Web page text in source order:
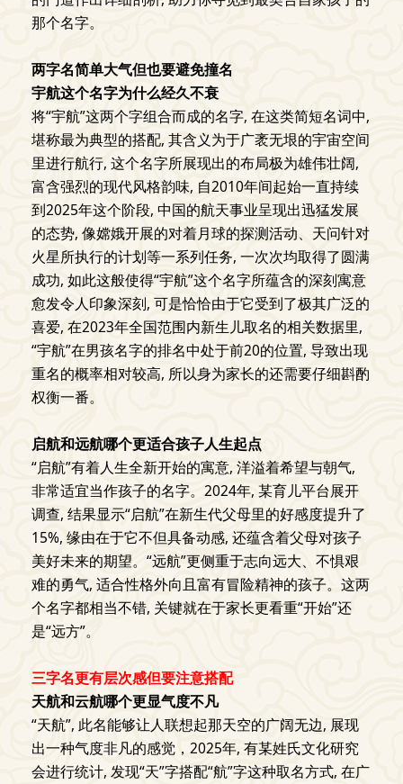
那个名字。
两字名简单大气但也要避免撞名
宇航这个名字为什么经久不衰
将“宇航”这两个字组合而成的名字, 在这类简短名词中,
堪称最为典型的搭配, 其含义为于广袤无垠的宇宙空间
里进行航行, 这个名字所展现出的布局极为雄伟壮阔,
富含强烈的现代风格韵味, 自2010年间起始一直持续
到2025年这个阶段, 中国的航天事业呈现出迅猛发展
的态势, 像嫦娥开展的对着月球的探测活动、天问针对
火星所执行的计划等一系列任务, 一次次均取得了圆满
成功, 如此这般使得“宇航”这个名字所蕴含的深刻寓意
愈发令人印象深刻, 可是恰恰由于它受到了极其广泛的
喜爱, 在2023年全国范围内新生儿取名的相关数据里,
“宇航”在男孩名字的排名中处于前20的位置, 导致出现
重名的概率相对较高, 所以身为家长的还需要仔细斟酌
权衡一番。
启航和远航哪个更适合孩子人生起点
“启航”有着人生全新开始的寓意, 洋溢着希望与朝气,
非常适宜当作孩子的名字。2024年, 某育儿平台展开
调查, 结果显示“启航”在新生代父母里的好感度提升了
15%, 缘由在于它不但具备动感, 还蕴含着父母对孩子
美好未来的期望。“远航”更侧重于志向远大、不惧艰
难的勇气, 适合性格外向且富有冒险精神的孩子。这两
个名字都相当不错, 关键就在于家长更看重“开始”还
是“远方”。
三字名更有层次感但要注意搭配
天航和云航哪个更显气度不凡
“天航”, 此名能够让人联想起那天空的广阔无边, 展现
出一种气度非凡的感觉，2025年, 有某姓氏文化研究
会进行统计, 发现“天”字搭配“航”字这种取名方式, 在广